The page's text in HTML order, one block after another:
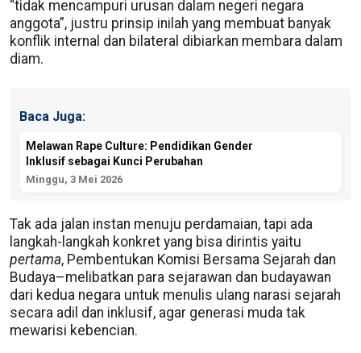
“tidak mencampuri urusan dalam negeri negara
anggota”, justru prinsip inilah yang membuat banyak
konflik internal dan bilateral dibiarkan membara dalam
diam.
Baca Juga:
Melawan Rape Culture: Pendidikan Gender
Inklusif sebagai Kunci Perubahan
Minggu, 3 Mei 2026
Tak ada jalan instan menuju perdamaian, tapi ada
langkah-langkah konkret yang bisa dirintis yaitu
pertama, Pembentukan Komisi Bersama Sejarah dan
Budaya–melibatkan para sejarawan dan budayawan
dari kedua negara untuk menulis ulang narasi sejarah
secara adil dan inklusif, agar generasi muda tak
mewarisi kebencian.